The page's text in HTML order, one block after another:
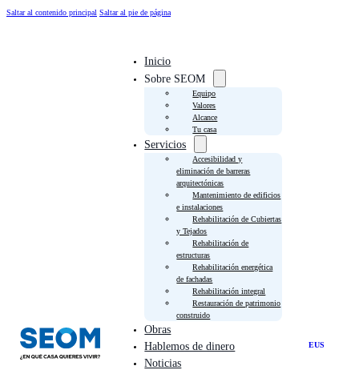
Saltar al contenido principal Saltar al pie de página
Inicio
Sobre SEOM
Equipo
Valores
Alcance
Tu casa
Servicios
Accesibilidad y
eliminación de barreras
arquitectónicas
Mantenimiento de edificios
e instalaciones
Rehabilitación de Cubiertas
y Tejados
Rehabilitación de
estructuras
Rehabilitación energética
de fachadas
Rehabilitación integral
Restauración de patrimonio
construido
Obras
Hablemos de dinero
Noticias
EUS